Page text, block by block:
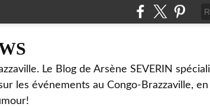
Le Blog de Arsène SEVERIN
les événements au Congo-Brazzaville,